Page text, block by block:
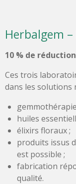
Herbalgem
10 % de
Ces trois
dans les solutions
huiles
élixirs floraux ;
produits issus
est possible ;
fabrication
qualité.